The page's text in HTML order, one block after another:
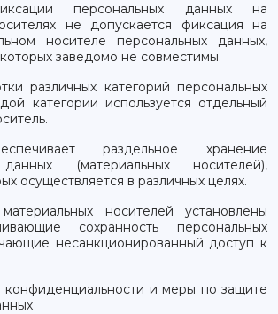
персональных данных на
не допускается фиксация на
носителе персональных данных,
заведомо не совместимы.
различных категорий персональных
категории используется отдельный
раздельное хранение
(материальных носителей),
осуществляется в различных целях.
носителей установлены
сохранность персональных
несанкционированный доступ к
и меры по защите